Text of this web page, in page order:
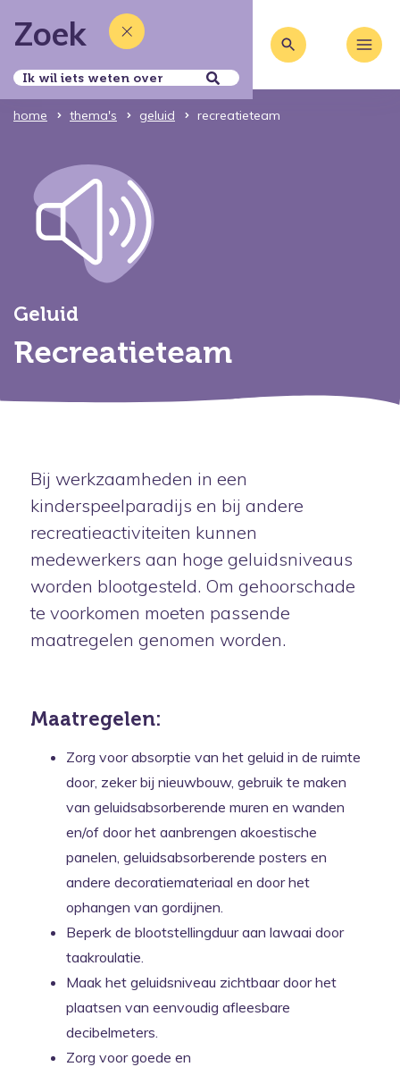
Zoek
home thema's geluid recreatieteam
Geluid
Recreatieteam
Bij werkzaamheden in een
kinderspeelparadijs en bij andere
recreatieactiviteiten kunnen
medewerkers aan hoge geluidsniveaus
worden blootgesteld. Om gehoorschade
te voorkomen moeten passende
maatregelen genomen worden.
Maatregelen:
Zorg voor absorptie van het geluid in de ruimte
door, zeker bij nieuwbouw, gebruik te maken
van geluidsabsorberende muren en wanden
en/of door het aanbrengen akoestische
panelen, geluidsabsorberende posters en
andere decoratiemateriaal en door het
ophangen van gordijnen.
Beperk de blootstellingduur aan lawaai door
taakroulatie.
Maak het geluidsniveau zichtbaar door het
plaatsen van eenvoudig afleesbare
decibelmeters.
Zorg voor goede en